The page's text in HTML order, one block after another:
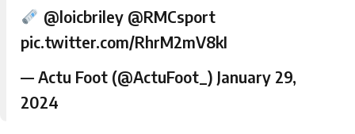
@loicbriley @RMCsport
pic.twitter.com/RhrM2mV8kI
— Actu Foot (@ActuFoot_)January 29,
2024